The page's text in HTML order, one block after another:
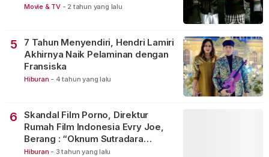
Movie & TV - 2 tahun yang lalu
5
7 Tahun Menyendiri, Hendri Lamiri
Akhirnya Naik Pelaminan dengan
Fransiska
Hiburan - 4 tahun yang lalu
6
Skandal Film Porno, Direktur
Rumah Film Indonesia Evry Joe,
Berang : “Oknum Sutradara
Merusak Perfilman Indonesia”!
Hiburan - 3 tahun yang lalu